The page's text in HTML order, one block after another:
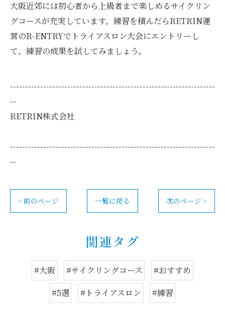
大阪近郊には初心者から上級者まで楽しめるサイクリン
グコースが充実しています。練習を積んだらRETRIN運
営のR-ENTRYでトライアスロン大会にエントリーし
て、練習の成果を試してみましょう。
--------------------------------------------------------------------
--
RETRIN株式会社
--------------------------------------------------------------------
--
< 前のページ 一覧に戻る 次のページ >
関連タグ
#大阪 #サイクリングコース
#おすすめ
#5選
#トライアスロン #練習